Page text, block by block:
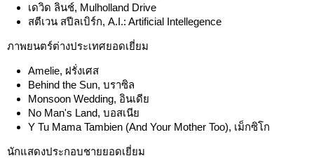
เดวิด ลินช์, Mulholland Drive
สตีเวน สปีลเบิร์ก, A.I.: Artificial Intellegence
ภาพยนตร์ต่างประเทศยอดเยี่ยม
Amelie, ฝรั่งเศส
Behind the Sun, บราซิล
Monsoon Wedding, อินเดีย
No Man's Land, บอสเนีย
Y Tu Mama Tambien (And Your Mother Too), เม็กซิโก
นักแสดงประกอบชายยอดเยี่ยม